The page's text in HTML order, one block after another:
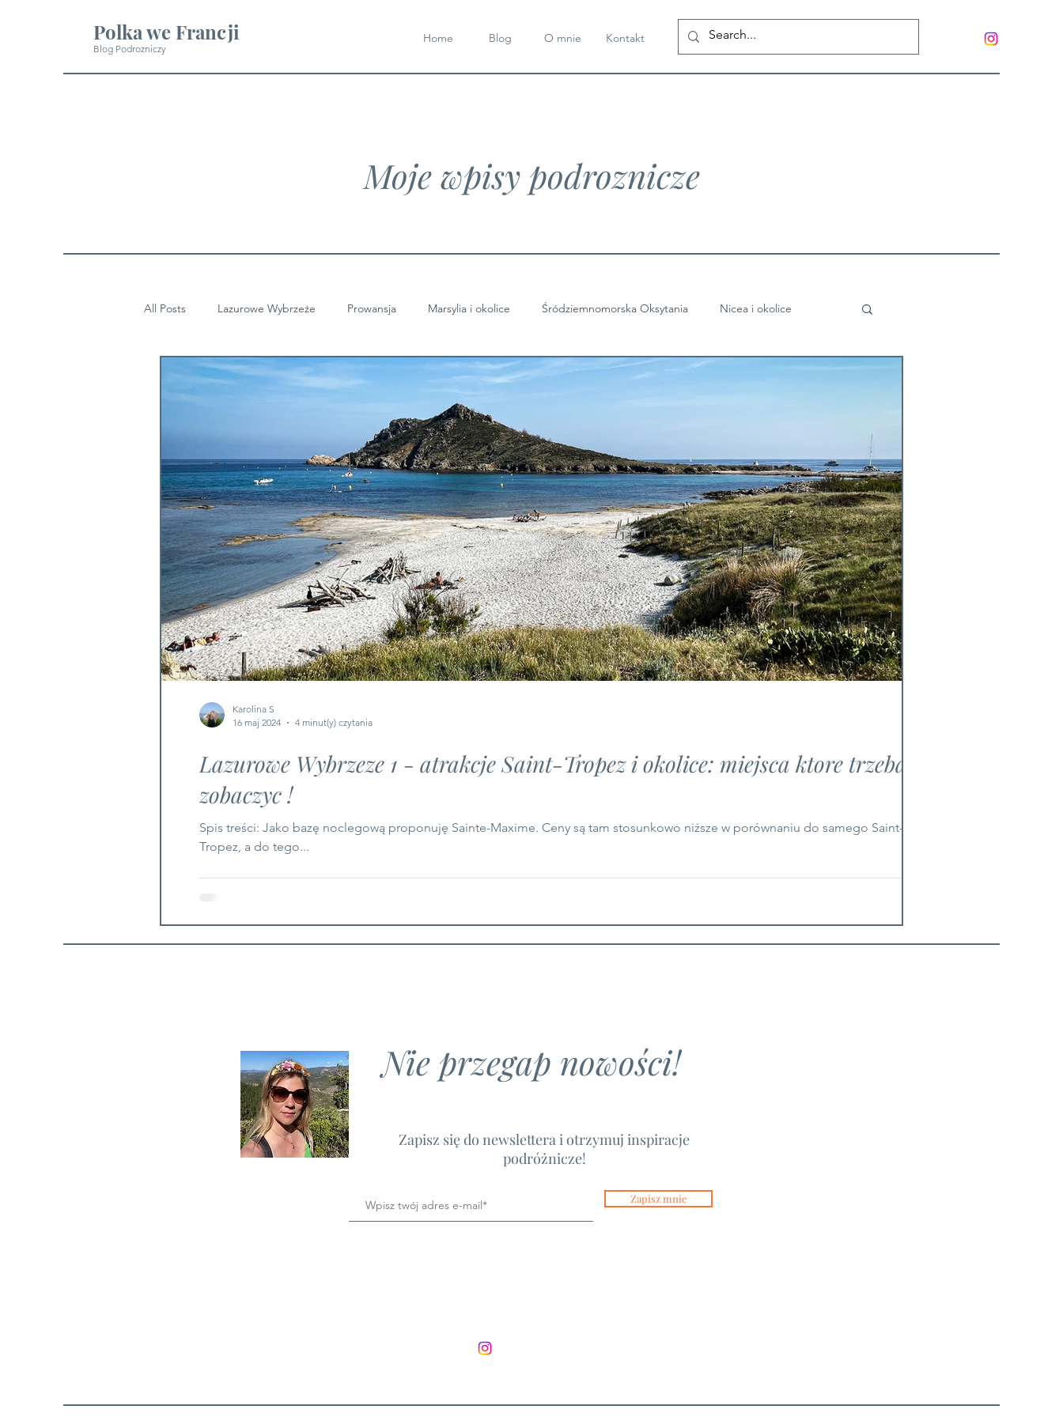
Polka we Francji
Blog Podrozniczy
Home Blog O mnie Kontakt
Moje wpisy podroznicze
All Posts Lazurowe Wybrzeże Prowansja Marsylia i okolice Śródziemnomorska Oksytania Nicea i okolice
Lazurowe Wybrzeze 1 - atrakcje Saint-Tropez i okolice: miejsca ktore trzeba
zobaczyc !
Spis treści: Jako bazę noclegową proponuję Sainte-Maxime. Ceny są tam stosunkowo niższe w porównaniu do samego Saint-
Tropez, a do tego...
Karolina S
16 maj 2024
4 minut(y) czytania
Nie przegap nowości!
Zapisz się do newslettera i otrzymuj inspiracje
podróżnicze!
Zapisz mnie